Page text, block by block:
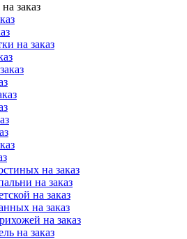
заказ
на заказ
на заказ
на заказ
на заказ
на заказ
на заказ
на заказ